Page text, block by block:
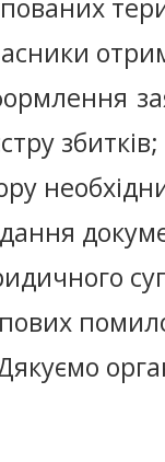
збитків;